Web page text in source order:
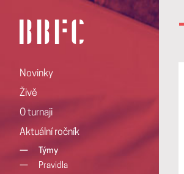
Novinky
Živě
O turnaji
Aktuální ročník
—
Týmy
—
Pravidla